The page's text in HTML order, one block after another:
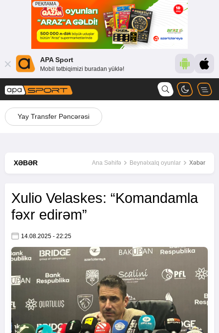
APA Sport
Mobil tətbiqimizi buradan yüklə!
Yay Transfer Pəncərəsi
XƏBƏR Ana Səhifə Beynəlxalq oyunlar Xəbər
Xulio Velaskes: “Komandamla
fəxr edirəm”
14.08.2025 - 22:25